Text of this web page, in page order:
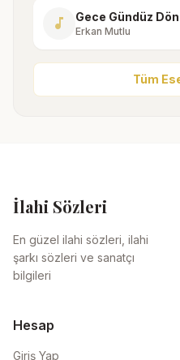
music_note Gece Gündüz
Erkan Mutlu
Tüm
İlahi Sözleri
En güzel ilahi sözleri, ilahi
şarkı sözleri ve sanatçı
bilgileri
Hesap
Giriş Yap